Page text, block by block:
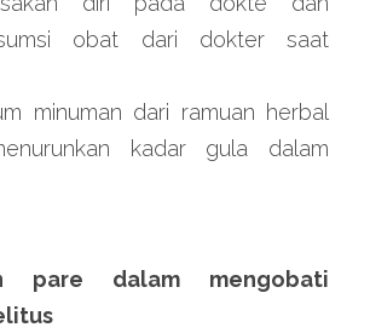
obat dari dokter saat
minuman dari ramuan herbal
kadar gula dalam
pare dalam mengobati